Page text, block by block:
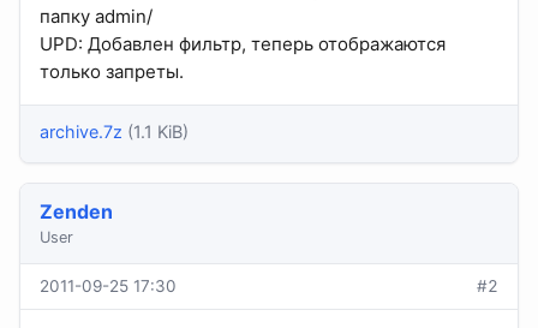
папку admin/
UPD: Добавлен фильтр, теперь отображаются
только запреты.
archive.7z (1.1 KiB)
Zenden
User
2011-09-25 17:30 #2